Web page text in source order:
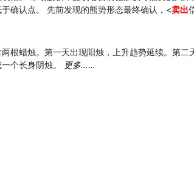
确认点。 先前发现的熊势形态最终确认，<卖出
根蜡烛。第一天出现阳烛，上升趋势延续。第
个长身阴烛。
更多……